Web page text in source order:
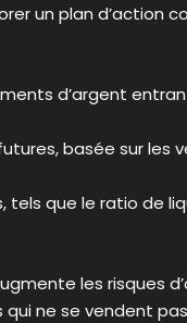
un plan d’action
d’argent
basée sur
tels que le ratio de
les risques
ne se vendent